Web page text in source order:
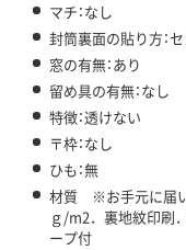
マチ：なし
封筒裏面の貼り方：
窓の有無：あり
留め具の有無：なし
特徴：透けない
〒枠：なし
ひも：無
材質 ※お手元に届い
ｇ/m2．裏地紋印刷
ープ付